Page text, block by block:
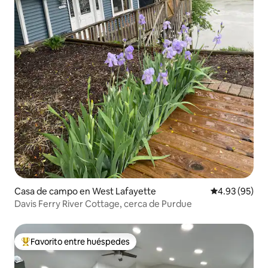
Casa de campo en West Lafayette Calificación
4.93 (95)
Davis Ferry River Cottage, cerca de Purdue
Favorito entre huéspedes preferido
Favorito entre huéspedes